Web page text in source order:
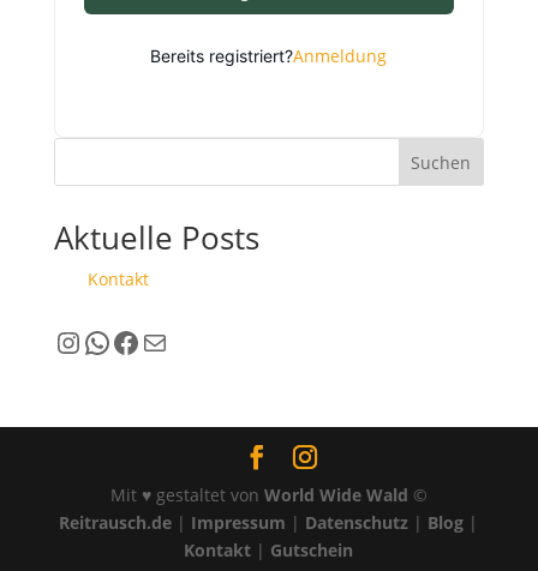
Bereits registriert?Anmeldung
Suchen
Aktuelle Posts
Kontakt
Instagram
WhatsApp
Facebook
E-Mail
Mit ♥ gestaltet von World Wide Wald ©
Reitrausch.de | Impressum | Datenschutz | Blog |
Kontakt | Gutschein